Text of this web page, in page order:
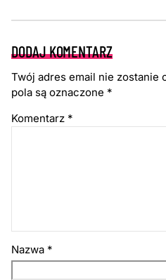
DODAJ KOMENTARZ
Twój adres email nie zostanie
pola są oznaczone *
Komentarz *
Nazwa *